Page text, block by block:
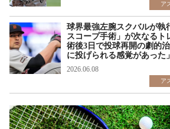
ア
球界最強左腕スクバルが執
スコープ手術」が次なる
術後3日で投球再開の劇的
に投げられる感覚があった」
2026.06.08
ア